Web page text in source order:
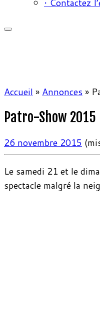
• Contactez
Accueil » Annonces »
Patro-Show
26 novembre 2015
Le samedi 21 et le
spectacle malgré la